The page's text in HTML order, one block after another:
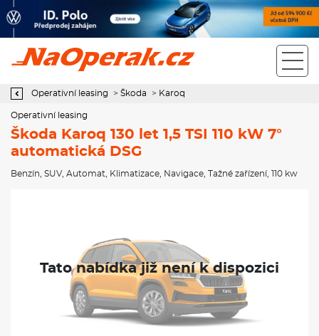
Operativní leasing Škoda Karoq 130 let 1,5 TSI 110 kW 7°
Operativní leasing > Škoda > Karoq
Operativní leasing
Škoda Karoq 130 let 1,5 TSI 110 kW 7°
automatická DSG
Benzín SUV, Automat Klimatizace Navigace Tažné zařízení, 110 kw